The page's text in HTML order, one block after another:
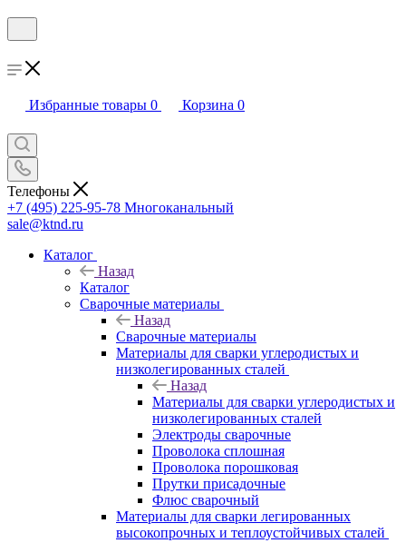
Избранные товары 0 Корзина 0
Телефоны
+7 (495) 225-95-78 Многоканальный
sale@ktnd.ru
Каталог
Назад
Каталог
Сварочные материалы
Назад
Сварочные материалы
Материалы для сварки углеродистых и
низколегированных сталей
Назад
Материалы для сварки углеродистых и
низколегированных сталей
Электроды сварочные
Проволока сплошная
Проволока порошковая
Прутки присадочные
Флюс сварочный
Материалы для сварки легированных
высокопрочных и теплоустойчивых сталей